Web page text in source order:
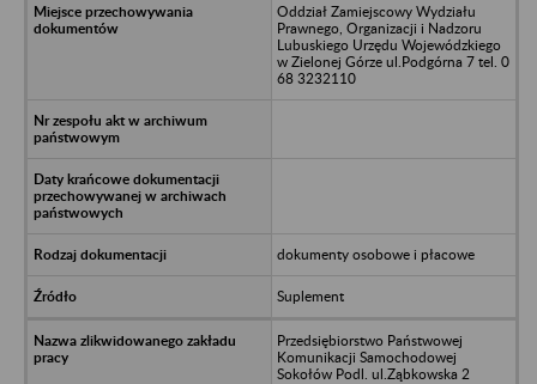
Oddział Zamiejscowy Wydziału
Prawnego, Organizacji i Nadzoru
Lubuskiego Urzędu Wojewódzkiego
w Zielonej Górze ul.Podgórna 7 tel. 0
68 3232110
dokumenty osobowe i płacowe
Suplement
Przedsiębiorstwo Państwowej
Komunikacji Samochodowej
Sokołów Podl. ul.Ząbkowska 2